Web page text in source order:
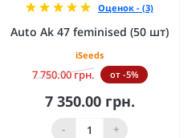
Оценок - (3)
Auto Ak 47 feminised (50 шт)
iSeeds
7 750.00 грн. от -5%
7 350.00 грн.
- +